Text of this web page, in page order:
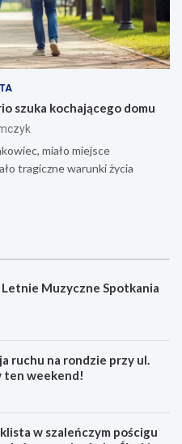
szuka kochającego domu
miało miejsce
tragiczne warunki życia
Letnie Muzyczne Spotkania
ruchu na rondzie przy ul.
ten weekend!
w szaleńczym pościgu